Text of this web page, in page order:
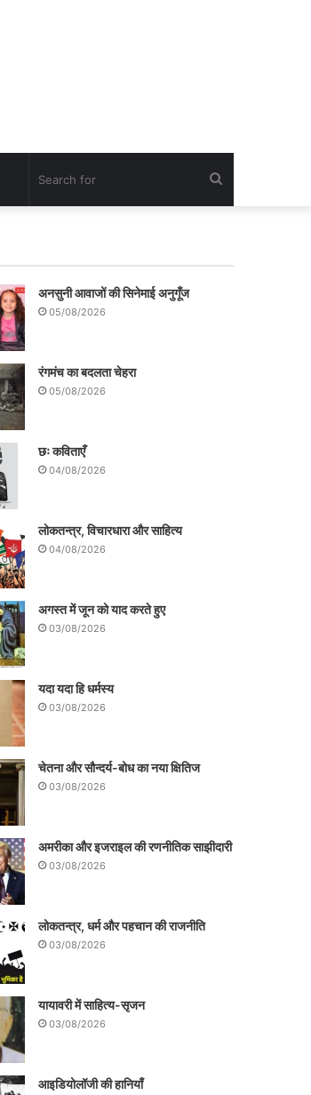
अनसुनी आवाजों की सिनेमाई अनुगूँज
05/08/2026
रंगमंच का बदलता चेहरा
05/08/2026
छः कविताएँ
04/08/2026
लोकतन्त्र, विचारधारा और साहित्य
04/08/2026
अगस्त में जून को याद करते हुए
03/08/2026
यदा यदा हि धर्मस्य
03/08/2026
चेतना और सौन्दर्य-बोध का नया क्षितिज
03/08/2026
अमरीका और इजराइल की रणनीतिक साझीदारी
03/08/2026
लोकतन्त्र, धर्म और पहचान की राजनीति
03/08/2026
यायावरी में साहित्य-सृजन
03/08/2026
आइडियोलॉजी की हानियाँ